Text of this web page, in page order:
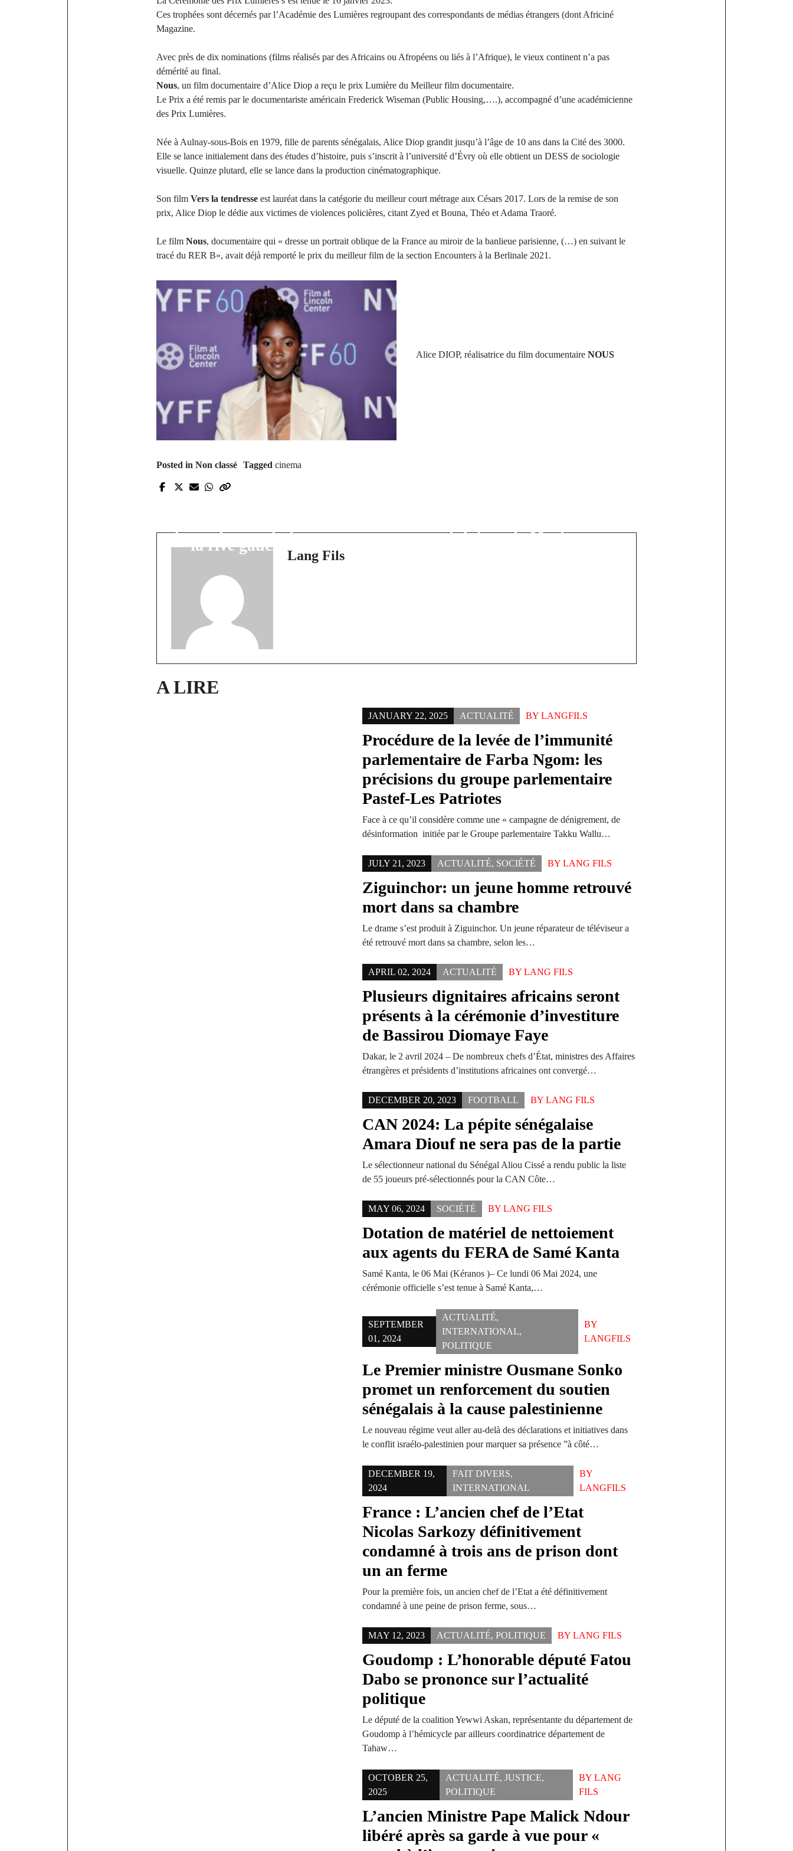
Ces trophées sont décernés par l’Académie des Lumières regroupant des correspondants de médias étrangers (dont Africiné
Magazine.
Avec près de dix nominations (films réalisés par des Africains ou Afropéens ou liés à l’Afrique), le vieux continent n’a pas
démérité au final.
Nous, un film documentaire d’Alice Diop a reçu le prix Lumière du Meilleur film documentaire.
Le Prix a été remis par le documentariste américain Frederick Wiseman (Public Housing,….), accompagné d’une académicienne
des Prix Lumières.
Née à Aulnay-sous-Bois en 1979, fille de parents sénégalais, Alice Diop grandit jusqu’à l’âge de 10 ans dans la Cité des 3000.
Elle se lance initialement dans des études d’histoire, puis s’inscrit à l’université d’Évry où elle obtient un DESS de sociologie
visuelle. Quinze plutard, elle se lance dans la production cinématographique.
Son film Vers la tendresse est lauréat dans la catégorie du meilleur court métrage aux Césars 2017. Lors de la remise de son
prix, Alice Diop le dédie aux victimes de violences policières, citant Zyed et Bouna, Théo et Adama Traoré.
Le film Nous, documentaire qui « dresse un portrait oblique de la France au miroir de la banlieue parisienne, (…) en suivant le
tracé du RER B», avait déjà remporté le prix du meilleur film de la section Encounters à la Berlinale 2021.
Alice DIOP, réalisatrice du film documentaire NOUS
Posted in Non classé Tagged cinema
la rive gauche du Pakao
candidature de Macky pour
Lang Fils
A LIRE
JANUARY 22, 2025 ACTUALITÉ BYLANGFILS
Procédure de la levée de l’immunité
parlementaire de Farba Ngom: les
précisions du groupe parlementaire
Pastef-Les Patriotes
Face à ce qu’il considère comme une « campagne de dénigrement, de
désinformation initiée par le Groupe parlementaire Takku Wallu…
JULY 21, 2023 ACTUALITÉ, SOCIÉTÉ BYLANG FILS
Ziguinchor: un jeune homme retrouvé
mort dans sa chambre
Le drame s’est produit à Ziguinchor. Un jeune réparateur de téléviseur a
été retrouvé mort dans sa chambre, selon les…
APRIL 02, 2024 ACTUALITÉ BYLANG FILS
Plusieurs dignitaires africains seront
présents à la cérémonie d’investiture
de Bassirou Diomaye Faye
Dakar, le 2 avril 2024 – De nombreux chefs d’État, ministres des Affaires
étrangères et présidents d’institutions africaines ont convergé…
DECEMBER 20, 2023 FOOTBALL BYLANG FILS
CAN 2024: La pépite sénégalaise
Amara Diouf ne sera pas de la partie
Le sélectionneur national du Sénégal Aliou Cissé a rendu public la liste
de 55 joueurs pré-sélectionnés pour la CAN Côte…
MAY 06, 2024 SOCIÉTÉ BYLANG FILS
Dotation de matériel de nettoiement
aux agents du FERA de Samé Kanta
Samé Kanta, le 06 Mai (Kéranos )– Ce lundi 06 Mai 2024, une
cérémonie officielle s’est tenue à Samé Kanta,…
SEPTEMBER
01, 2024
ACTUALITÉ,
INTERNATIONAL,
POLITIQUE
BY
LANGFILS
Le Premier ministre Ousmane Sonko
promet un renforcement du soutien
sénégalais à la cause palestinienne
Le nouveau régime veut aller au-delà des déclarations et initiatives dans
le conflit israélo-palestinien pour marquer sa présence ”à côté…
DECEMBER 19,
2024
FAIT DIVERS,
INTERNATIONAL
BY
LANGFILS
France : L’ancien chef de l’Etat
Nicolas Sarkozy définitivement
condamné à trois ans de prison dont
un an ferme
Pour la première fois, un ancien chef de l’Etat a été définitivement
condamné à une peine de prison ferme, sous…
MAY 12, 2023 ACTUALITÉ,POLITIQUE BYLANG FILS
Goudomp : L’honorable député Fatou
Dabo se prononce sur l’actualité
politique
Le député de la coalition Yewwi Askan, représentante du département de
Goudomp à l’hémicycle par ailleurs coordinatrice département de
Tahaw…
OCTOBER 25,
2025
ACTUALITÉ, JUSTICE,
POLITIQUE
BYLANG
FILS
L’ancien Ministre Pape Malick Ndour
libéré après sa garde à vue pour «